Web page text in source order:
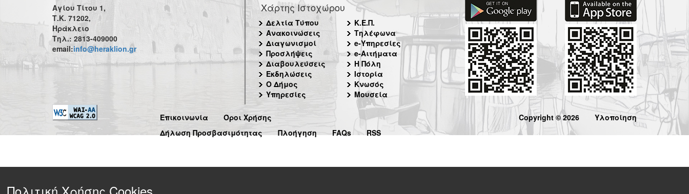
Αγίου Τίτου 1,
Τ.Κ. 71202,
Ηράκλειο
Τηλ.: 2813-409000
email:info@heraklion.gr
Χάρτης Ιστοχώρου
Δελτία Τύπου
Ανακοινώσεις
Διαγωνισμοί
Προσλήψεις
Διαβουλεύσεις
Εκδηλώσεις
Ο Δήμος
Υπηρεσίες
Κ.Ε.Π.
Τηλέφωνα
e-Υπηρεσίες
e-Αιτήματα
Η Πόλη
Ιστορία
Κνωσός
Μουσεία
Επικοινωνία
Όροι Χρήσης
Δήλωση Προσβασιμότητας
Πλοήγηση FAQs RSS
Copyright © 2026 Υλοποίηση